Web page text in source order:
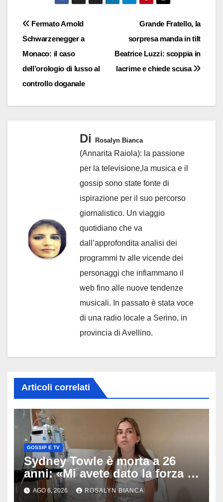
Navigazione
articoli
Grande Fratello, la
sorpresa manda in tilt
Beatrice Luzzi: scoppia in
lacrime e chiede scusa
Fermato Arnold
Schwarzenegger a
Monaco: il caso
dell’orologio di lusso al
controllo doganale
Di Rosalyn Bianca
(Annarita Raiola): la passione
per la televisione,la musica e il
gossip sono state fonte di
ispirazione per il suo percorso
giornalistico. Un viaggio
quotidiano che va
dall’approfondita analisi dei
programmi tv alle vicende dei
personaggi che infiammano il
web fino alle nuove tendenze
musicali. In passato è stata voce
di una radio locale a Serino, in
provincia di Avellino.
Articoli correlati
GOSSIP E TV
Sydney Towle è morta a 26
anni: «Mi avete dato la forza di
andare avanti», l’ultimo
messaggio dell’influencer
AGO 6, 2026 ROSALYN BIANCA